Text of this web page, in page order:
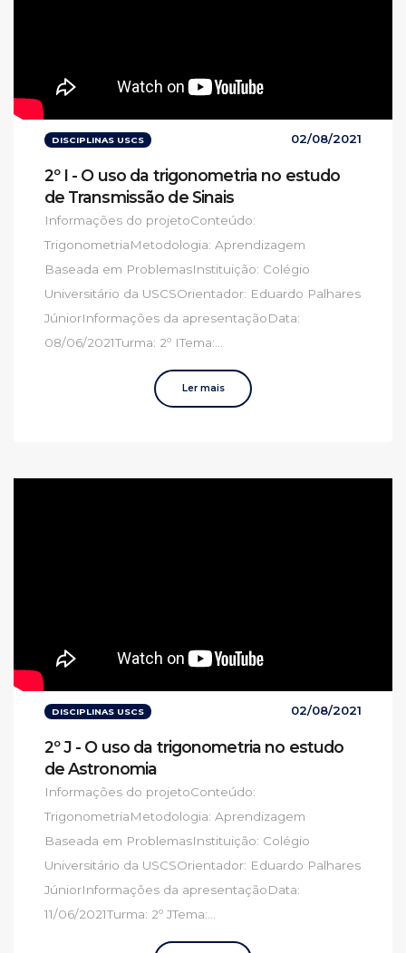
DISCIPLINAS USCS 02/08/2021
2º I - O uso da trigonometria no estudo
de Transmissão de Sinais
Informações do projetoConteúdo:
TrigonometriaMetodologia: Aprendizagem
Baseada em ProblemasInstituição: Colégio
Universitário da USCSOrientador: Eduardo Palhares
JúniorInformações da apresentaçãoData:
08/06/2021Turma: 2º ITema:...
Ler mais
DISCIPLINAS USCS 02/08/2021
2º J - O uso da trigonometria no estudo
de Astronomia
Informações do projetoConteúdo:
TrigonometriaMetodologia: Aprendizagem
Baseada em ProblemasInstituição: Colégio
Universitário da USCSOrientador: Eduardo Palhares
JúniorInformações da apresentaçãoData:
11/06/2021Turma: 2º JTema:...